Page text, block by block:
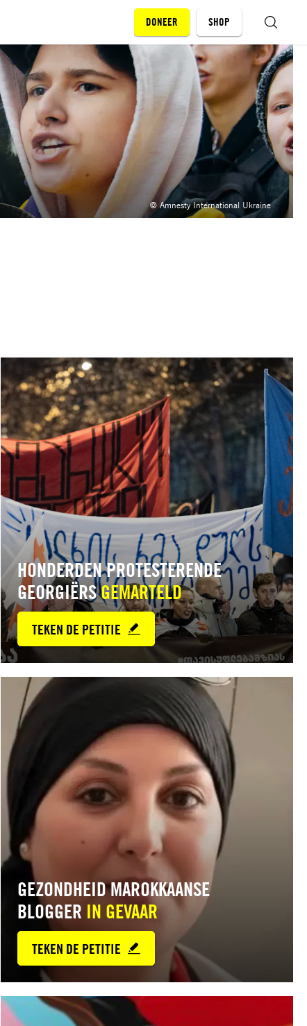
DONEER SHOP
© Amnesty International Ukraine
HONDERDEN PROTESTERENDE
GEORGIËRSGEMARTELD
TEKEN DE PETITIE
meer
GEZONDHEID MAROKKAANSE
BLOGGER IN GEVAAR
TEKEN DE PETITIE
meer
Lees